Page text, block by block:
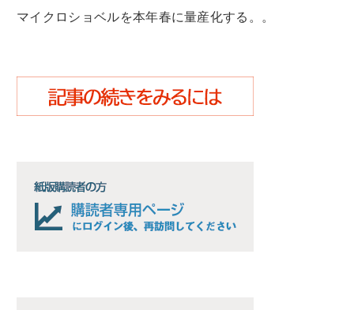
マイクロショベルを本年春に量産化する。。